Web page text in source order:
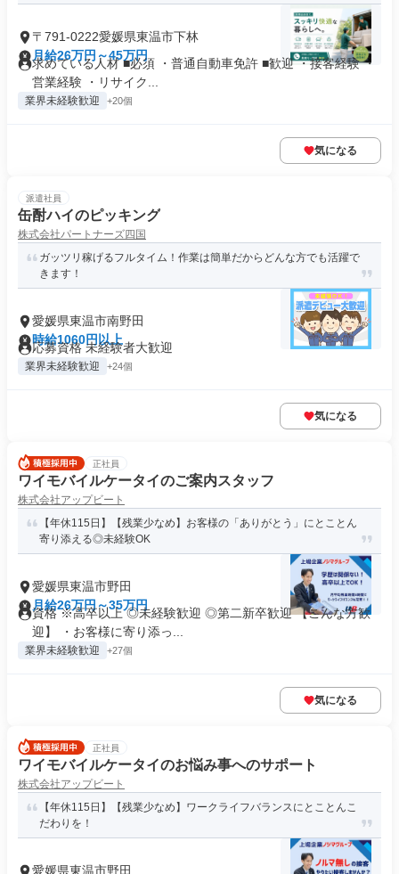
〒791-0222愛媛県東温市下林
月給26万円～45万円
求めている人材 ■必須 ・普通自動車免許 ■歓迎 ・接客経験 ・
営業経験 ・リサイク...
業界未経験歓迎 +20個
気になる
派遣社員
缶酎ハイのピッキング
株式会社パートナーズ四国
ガッツリ稼げるフルタイム！作業は簡単だからどんな方でも活躍で
きます！
愛媛県東温市南野田
時給1060円以上
応募資格 未経験者大歓迎
業界未経験歓迎 +24個
気になる
正社員
ワイモバイルケータイのご案内スタッフ
株式会社アップビート
【年休115日】【残業少なめ】お客様の「ありがとう」にとことん
寄り添える◎未経験OK
愛媛県東温市野田
月給26万円～35万円
資格 ※高卒以上 ◎未経験歓迎 ◎第二新卒歓迎 【こんな方歓
迎】 ・お客様に寄り添っ...
業界未経験歓迎 +27個
気になる
正社員
ワイモバイルケータイのお悩み事へのサポート
株式会社アップビート
【年休115日】【残業少なめ】ワークライフバランスにとことんこ
だわりを！
愛媛県東温市野田